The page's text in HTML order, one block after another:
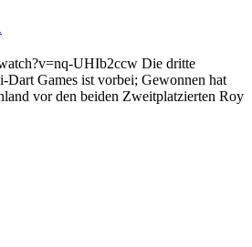
UHIb2ccw Die dritte
Dart Games ist vorbei; Gewonnen hat
vor den beiden Zweitplatzierten Roy